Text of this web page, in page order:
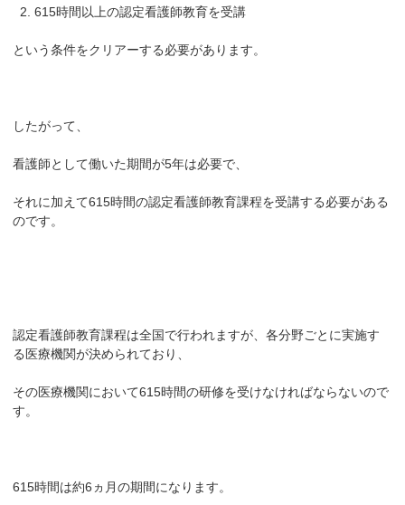
615時間以上の認定看護師教育を受講
という条件をクリアーする必要があります。
したがって、
看護師として働いた期間が5年は必要で、
それに加えて615時間の認定看護師教育課程を受講する必要がある
のです。
認定看護師教育課程は全国で行われますが、各分野ごとに実施す
る医療機関が決められており、
その医療機関において615時間の研修を受けなければならないので
す。
615時間は約6ヵ月の期間になります。